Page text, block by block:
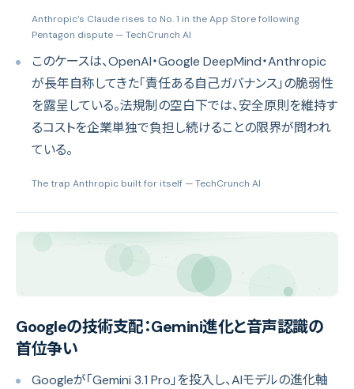
Anthropic’s Claude rises to No. 1 in the App Store following
Pentagon dispute — TechCrunch AI
このケースは、OpenAI・Google DeepMind・Anthropic
が長年自称してきた「責任ある自己ガバナンス」の脆弱性
を露呈している。法規制の空白下では、安全原則を維持す
るコストを企業単独で負担し続けることの限界が問われ
ている。
The trap Anthropic built for itself — TechCrunch AI
Googleの技術支配：Gemini進化と音声認識の
首位争い
Googleが「Gemini 3.1 Pro」を投入し、AIモデルの進化軸